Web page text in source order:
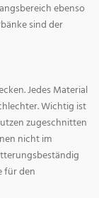
ebenso
sind der
Jedes Material
Wichtig ist
zugeschnitten
nicht im
für den